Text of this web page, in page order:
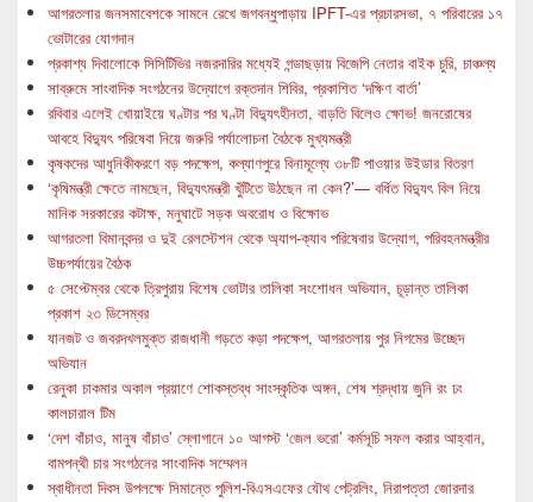
আগরতলার জনসমাবেশকে সামনে রেখে জগবন্ধুপাড়ায় IPFT-এর প্রচারসভা, ৭ পরিবারের ১৭
ভোটারের যোগদান
প্রকাশ্য দিবালোকে সিসিটিভির নজরদারির মধ্যেই গন্ডাছড়ায় বিজেপি নেতার বাইক চুরি, চাঞ্চল্য
সাব্রুমে সাংবাদিক সংগঠনের উদ্যোগে রক্তদান শিবির, প্রকাশিত ‘দক্ষিণ বার্তা’
রবিবার এলেই খোয়াইয়ে ঘণ্টার পর ঘণ্টা বিদ্যুৎহীনতা, বাড়তি বিলেও ক্ষোভ! জনরোষের
আবহে বিদ্যুৎ পরিষেবা নিয়ে জরুরি পর্যালোচনা বৈঠকে মুখ্যমন্ত্রী
কৃষকদের আধুনিকীকরণে বড় পদক্ষেপ, কল্যাণপুরে বিনামূল্যে ৩৮টি পাওয়ার উইডার বিতরণ
‘কৃষিমন্ত্রী ক্ষেতে নামছেন, বিদ্যুৎমন্ত্রী খুঁটিতে উঠছেন না কেন?’— বর্ধিত বিদ্যুৎ বিল নিয়ে
মানিক সরকারের কটাক্ষ, মনুঘাটে সড়ক অবরোধ ও বিক্ষোভ
আগরতলা বিমানবন্দর ও দুই রেলস্টেশন থেকে অ্যাপ-ক্যাব পরিষেবার উদ্যোগ, পরিবহনমন্ত্রীর
উচ্চপর্যায়ের বৈঠক
৫ সেপ্টেম্বর থেকে ত্রিপুরায় বিশেষ ভোটার তালিকা সংশোধন অভিযান, চূড়ান্ত তালিকা
প্রকাশ ২৩ ডিসেম্বর
যানজট ও জবরদখলমুক্ত রাজধানী গড়তে কড়া পদক্ষেপ, আগরতলায় পুর নিগমের উচ্ছেদ
অভিযান
রেনুকা চাকমার অকাল প্রয়াণে শোকস্তব্ধ সাংস্কৃতিক অঙ্গন, শেষ শ্রদ্ধায় জুনি রং ঢং
কালচারাল টিম
‘দেশ বাঁচাও, মানুষ বাঁচাও’ স্লোগানে ১০ আগস্ট ‘জেল ভরো’ কর্মসূচি সফল করার আহ্বান,
বামপন্থী চার সংগঠনের সাংবাদিক সম্মেলন
স্বাধীনতা দিবস উপলক্ষে সিমান্তে পুলিশ-বিএসএফের যৌথ পেট্রলিং, নিরাপত্তা জোরদার